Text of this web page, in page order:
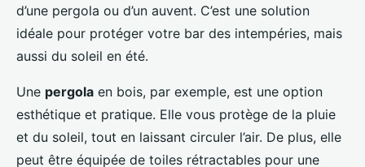
d’une pergola ou d’un auvent. C’est une solution
idéale pour protéger votre bar des intempéries, mais
aussi du soleil en été.
Une pergola en bois, par exemple, est une option
esthétique et pratique. Elle vous protège de la pluie
et du soleil, tout en laissant circuler l’air. De plus, elle
peut être équipée de toiles rétractables pour une